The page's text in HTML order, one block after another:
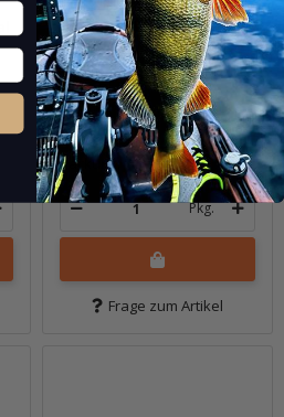
4" Easy Shiner - Delta
Craw
Sofort verfügbar
6,99 €*
Packung: 7 Stk.
Pkg.
Frage zum Artikel